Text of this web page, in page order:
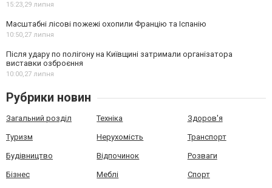
15:23,29 липня
Масштабні лісові пожежі охопили Францію та Іспанію
10:50,27 липня
Після удару по полігону на Київщині затримали організатора
виставки озброєння
10:00,27 липня
Рубрики новин
Загальний розділ Техніка Здоров'я
Туризм Нерухомість Транспорт
Будівництво Відпочинок Розваги
Бізнес Меблі Спорт